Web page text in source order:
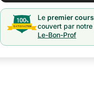
Le premier cours
couvert par notre
Le-Bon-Prof